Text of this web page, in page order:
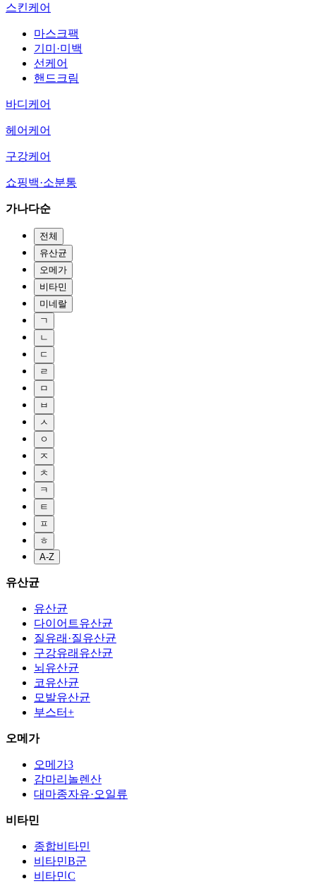
스킨케어
마스크팩
기미·미백
선케어
핸드크림
바디케어
헤어케어
구강케어
쇼핑백·소분통
가나다순
전체
유산균
오메가
비타민
미네랄
ㄱ
ㄴ
ㄷ
ㄹ
ㅁ
ㅂ
ㅅ
ㅇ
ㅈ
ㅊ
ㅋ
ㅌ
ㅍ
ㅎ
A-Z
유산균
유산균
다이어트유산균
질유래·질유산균
구강유래유산균
뇌유산균
코유산균
모발유산균
부스터+
오메가
오메가3
감마리놀렌산
대마종자유·오일류
비타민
종합비타민
비타민B군
비타민C